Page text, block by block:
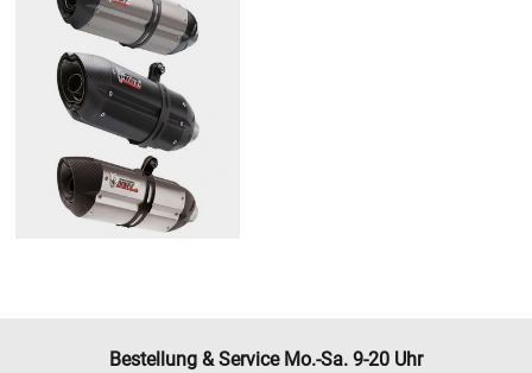
Bestellung & Service Mo.-Sa. 9-20 Uhr